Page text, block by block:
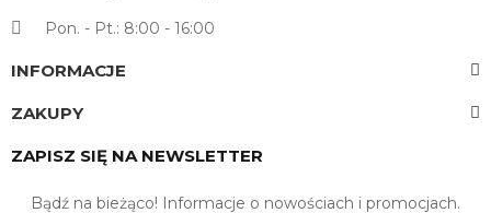
Pon. - Pt.: 8:00 - 16:00
INFORMACJE
ZAKUPY
ZAPISZ SIĘ NA NEWSLETTER
Bądź na bieżąco! Informacje o nowościach i promocjach.